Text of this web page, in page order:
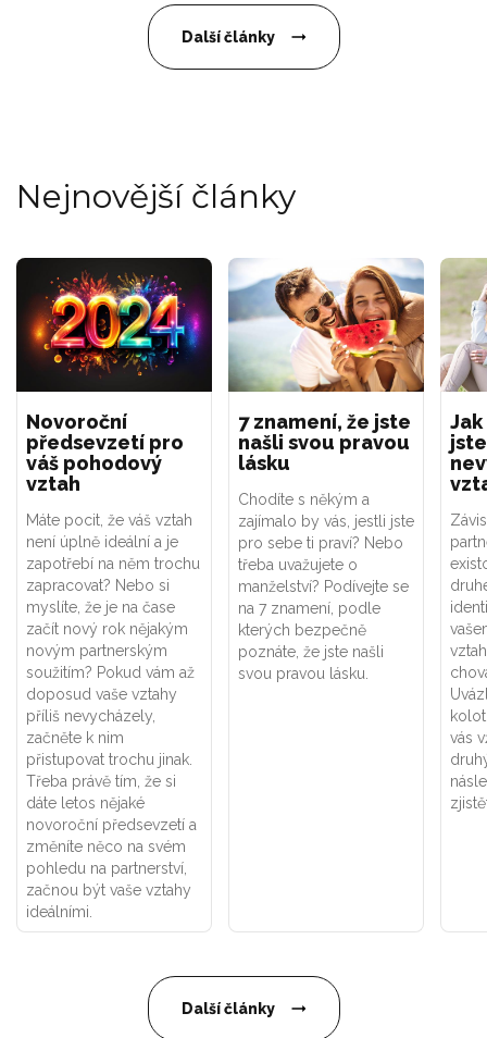
Další články
Nejnovější články
Novoroční
předsevzetí pro
váš pohodový
vztah
Máte pocit, že váš vztah
není úplně ideální a je
zapotřebí na něm trochu
zapracovat? Nebo si
myslíte, že je na čase
začít nový rok nějakým
novým partnerským
soužitím? Pokud vám až
doposud vaše vztahy
příliš nevycházely,
začněte k nim
přistupovat trochu jinak.
Třeba právě tím, že si
dáte letos nějaké
novoroční předsevzetí a
změníte něco na svém
pohledu na partnerství,
začnou být vaše vztahy
ideálními.
7 znamení, že jste
našli svou pravou
lásku
Chodíte s někým a
zajímalo by vás, jestli jste
pro sebe ti praví? Nebo
třeba uvažujete o
manželství? Podívejte se
na 7 znamení, podle
kterých bezpečně
poznáte, že jste našli
svou pravou lásku.
vás
Další články